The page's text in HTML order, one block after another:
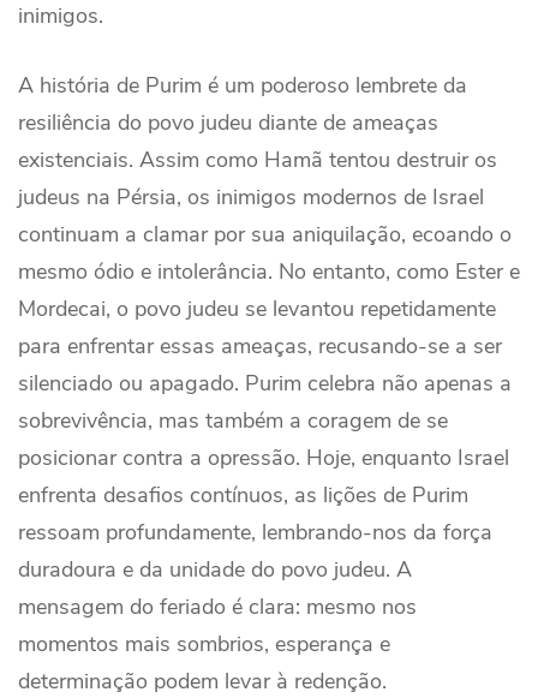
inimigos.
A história de Purim é um poderoso lembrete da
resiliência do povo judeu diante de ameaças
existenciais. Assim como Hamã tentou destruir os
judeus na Pérsia, os inimigos modernos de Israel
continuam a clamar por sua aniquilação, ecoando o
mesmo ódio e intolerância. No entanto, como Ester e
Mordecai, o povo judeu se levantou repetidamente
para enfrentar essas ameaças, recusando-se a ser
silenciado ou apagado. Purim celebra não apenas a
sobrevivência, mas também a coragem de se
posicionar contra a opressão. Hoje, enquanto Israel
enfrenta desafios contínuos, as lições de Purim
ressoam profundamente, lembrando-nos da força
duradoura e da unidade do povo judeu. A
mensagem do feriado é clara: mesmo nos
momentos mais sombrios, esperança e
determinação podem levar à redenção.